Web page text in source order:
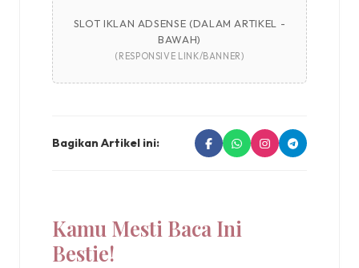
SLOT IKLAN ADSENSE (DALAM ARTIKEL -
BAWAH)
(RESPONSIVE LINK/BANNER)
Bagikan Artikel ini:
Kamu Mesti Baca Ini
Bestie!